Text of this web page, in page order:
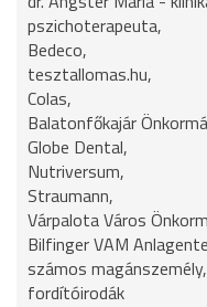
pszichoterapeuta,
Bedeco,
tesztallomas.hu,
Colas,
Balatonfőkajár
Globe Dental,
Nutriversum,
Straumann,
Várpalota Város
Bilfinger VAM
számos magánszemély,
fordítóirodák